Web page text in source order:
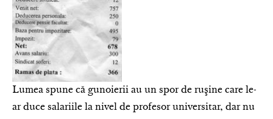
Lumea spune că gunoierii au un spor de ruşine care le-
ar duce salariile la nivel de profesor universitar, dar nu